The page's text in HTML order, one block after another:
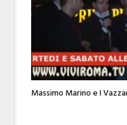
Massimo Marino e I